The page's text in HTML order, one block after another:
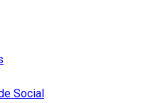
Social